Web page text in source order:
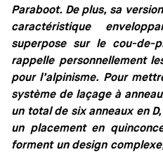
Paraboot. De plus, sa
caractéristique
superpose sur le cou-
rappelle personnellement
pour l’alpinisme. Pour
système de laçage à
un total de six anneaux en
un placement en
forment un design